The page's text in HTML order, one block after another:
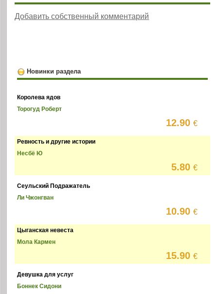
Добавить собственный комментарий
Новинки раздела
Королева ядов
Торогуд Роберт
12.90€
Ревность и другие истории
Несбё Ю
5.80€
Сеульский Подражатель
Ли Чжонгван
10.90€
Цыганская невеста
Мола Кармен
15.90€
Девушка для услуг
Боннек Сидони